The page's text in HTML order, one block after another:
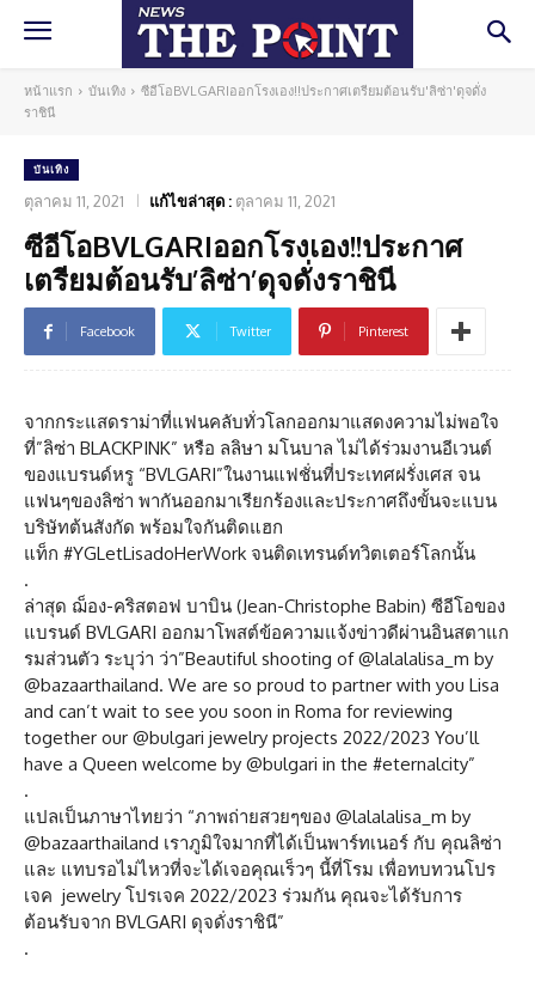
หน้าแรก บันเทิง
ซีอีโอBVLGARIออกโรงเอง!!ประกาศเตรียมต้อนรับ'ลิซ่า'ดุจดั่ง
ราชินี
บันเทิง
ตุลาคม 11, 2021 แก้ไขล่าสุด : ตุลาคม 11, 2021
ซีอีโอBVLGARIออกโรงเอง!!ประกาศ
เตรียมต้อนรับ’ลิซ่า’ดุจดั่งราชินี
Facebook Twitter Pinterest
จากกระแสดราม่าที่แฟนคลับทั่วโลกออกมาแสดงความไม่พอใจ
ที่”ลิซ่า BLACKPINK” หรือ ลลิษา มโนบาล ไม่ได้ร่วมงานอีเวนต์
ของแบรนด์หรู “BVLGARI”ในงานแฟชั่นที่ประเทศฝรั่งเศส จน
แฟนๆของลิซ่า พากันออกมาเรียกร้องและประกาศถึงขั้นจะแบน
บริษัทต้นสังกัด พร้อมใจกันติดแฮก
แท็ก #YGLetLisadoHerWork จนติดเทรนด์ทวิตเตอร์โลกนั้น
.
ล่าสุด ฌ็อง-คริสตอฟ บาบิน (Jean-Christophe Babin) ซีอีโอของ
แบรนด์ BVLGARI ออกมาโพสต์ข้อความแจ้งข่าวดีผ่านอินสตาแก
รมส่วนตัว ระบุว่า ว่า”Beautiful shooting of @lalalalisa_m by
@bazaarthailand. We are so proud to partner with you Lisa
and can’t wait to see you soon in Roma for reviewing
together our @bulgari jewelry projects 2022/2023 You’ll
have a Queen welcome by @bulgari in the #eternalcity”
.
แปลเป็นภาษาไทยว่า “ภาพถ่ายสวยๆของ @lalalalisa_m by
@bazaarthailand เราภูมิใจมากที่ได้เป็นพาร์ทเนอร์ กับ คุณลิซ่า
และ แทบรอไม่ไหวที่จะได้เจอคุณเร็วๆ นี้ที่โรม เพื่อทบทวนโปร
เจค jewelry โปรเจค 2022/2023 ร่วมกัน คุณจะได้รับการ
ต้อนรับจาก BVLGARI ดุจดั่งราชินี”
.